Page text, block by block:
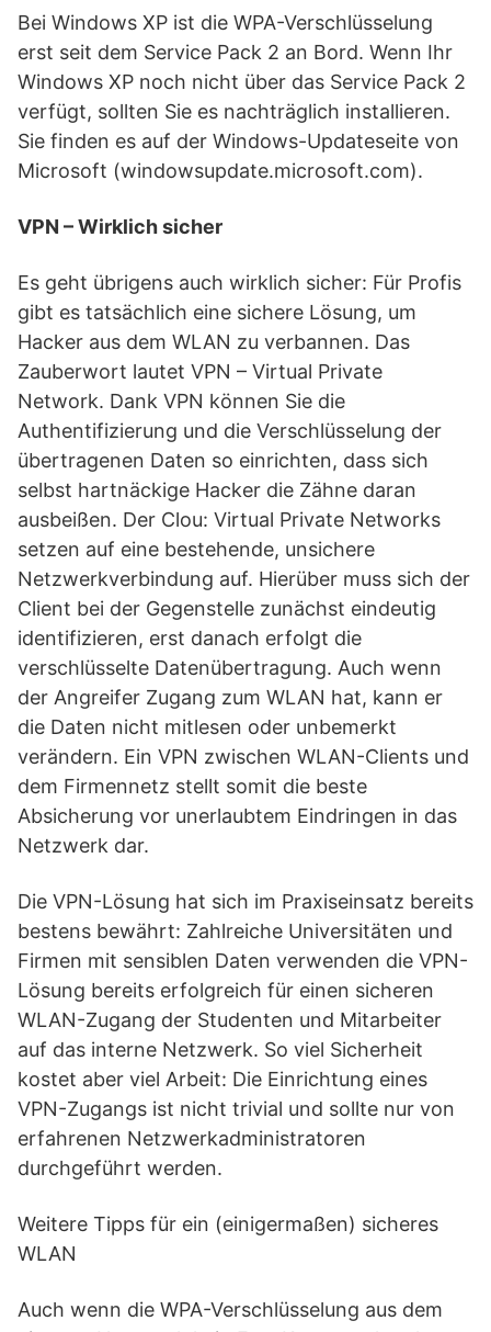
Bei Windows XP ist die WPA-Verschlüsselung
erst seit dem Service Pack 2 an Bord. Wenn Ihr
Windows XP noch nicht über das Service Pack 2
verfügt, sollten Sie es nachträglich installieren.
Sie finden es auf der Windows-Updateseite von
Microsoft (windowsupdate.microsoft.com).
VPN – Wirklich sicher
Es geht übrigens auch wirklich sicher: Für Profis
gibt es tatsächlich eine sichere Lösung, um
Hacker aus dem WLAN zu verbannen. Das
Zauberwort lautet VPN – Virtual Private
Network. Dank VPN können Sie die
Authentifizierung und die Verschlüsselung der
übertragenen Daten so einrichten, dass sich
selbst hartnäckige Hacker die Zähne daran
ausbeißen. Der Clou: Virtual Private Networks
setzen auf eine bestehende, unsichere
Netzwerkverbindung auf. Hierüber muss sich der
Client bei der Gegenstelle zunächst eindeutig
identifizieren, erst danach erfolgt die
verschlüsselte Datenübertragung. Auch wenn
der Angreifer Zugang zum WLAN hat, kann er
die Daten nicht mitlesen oder unbemerkt
verändern. Ein VPN zwischen WLAN-Clients und
dem Firmennetz stellt somit die beste
Absicherung vor unerlaubtem Eindringen in das
Netzwerk dar.
Die VPN-Lösung hat sich im Praxiseinsatz bereits
bestens bewährt: Zahlreiche Universitäten und
Firmen mit sensiblen Daten verwenden die VPN-
Lösung bereits erfolgreich für einen sicheren
WLAN-Zugang der Studenten und Mitarbeiter
auf das interne Netzwerk. So viel Sicherheit
kostet aber viel Arbeit: Die Einrichtung eines
VPN-Zugangs ist nicht trivial und sollte nur von
erfahrenen Netzwerkadministratoren
durchgeführt werden.
Weitere Tipps für ein (einigermaßen) sicheres
WLAN
Auch wenn die WPA-Verschlüsselung aus dem